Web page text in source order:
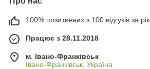
100% позитивних з 100 відгуків за рік
Працює з 28.11.2018
м. Івано-Франківськ
Івано-Франківськ, Україна